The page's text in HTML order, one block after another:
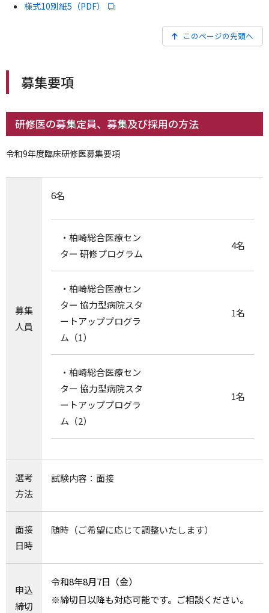
様式10別紙5（PDF）
このページの先頭へ
募集要項
研修医の募集定員、募集及び採用の方法
令和9年度臨床研修医募集要項
募集
人員
6名
・柏崎総合医療セン
ター 研修プログラム
4名
・柏崎総合医療セン
ター 協力型病院スタ
ートアッププログラ
ム（1）
1名
・柏崎総合医療セン
ター 協力型病院スタ
ートアッププログラ
ム（2）
1名
選考
方法
試験内容：面接
面接
日時
随時（ご希望に応じて調整いたします）
申込
締切
令和8年8月7日（金）
※締切日以降も対応可能です。ご相談ください。